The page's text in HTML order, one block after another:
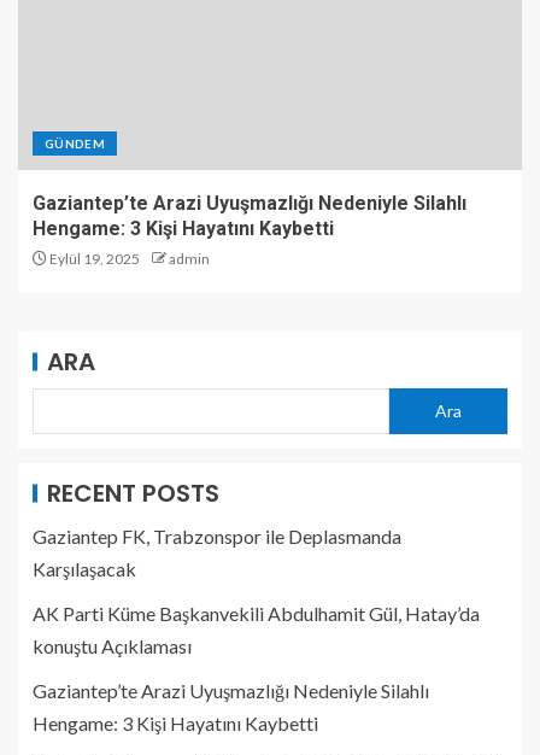
GÜNDEM
Gaziantep’te Arazi Uyuşmazlığı Nedeniyle Silahlı
Hengame: 3 Kişi Hayatını Kaybetti
Eylül 19, 2025 admin
ARA
Ara
RECENT POSTS
Gaziantep FK, Trabzonspor ile Deplasmanda
Karşılaşacak
AK Parti Küme Başkanvekili Abdulhamit Gül, Hatay’da
konuştu Açıklaması
Gaziantep’te Arazi Uyuşmazlığı Nedeniyle Silahlı
Hengame: 3 Kişi Hayatını Kaybetti